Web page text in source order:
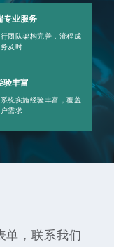
专业服务
团队架构完善，流程成
及时
验丰富
统实施经验丰富，覆盖
需求
单，联系我们